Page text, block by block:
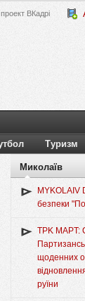
ВКадрі
Туризм
Миколаїв
MYKOLAIV
безпеки
TPK MAPT:
щоденних
руїни